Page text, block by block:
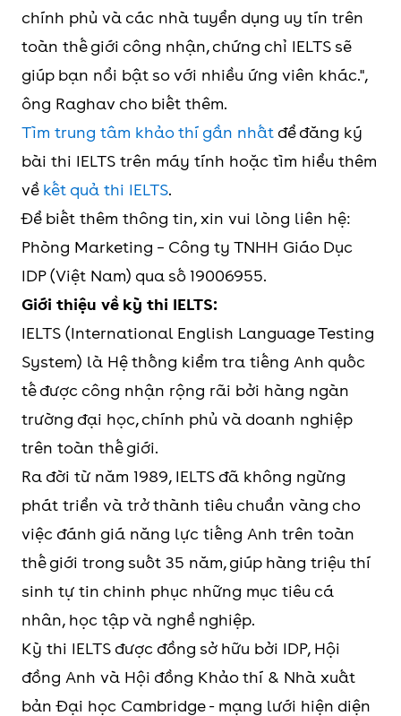
chính phủ và các nhà tuyển dụng uy tín trên
toàn thế giới công nhận, chứng chỉ IELTS sẽ
giúp bạn nổi bật so với nhiều ứng viên khác.",
ông Raghav cho biết thêm.
Tìm trung tâm khảo thí gần nhất để đăng ký
bài thi IELTS trên máy tính hoặc tìm hiểu thêm
về kết quả thi IELTS.
Để biết thêm thông tin, xin vui lòng liên hệ:
Phòng Marketing – Công ty TNHH Giáo Dục
IDP (Việt Nam) qua số 19006955.
Giới thiệu về kỳ thi IELTS:
IELTS (International English Language Testing
System) là Hệ thống kiểm tra tiếng Anh quốc
tế được công nhận rộng rãi bởi hàng ngàn
trường đại học, chính phủ và doanh nghiệp
trên toàn thế giới.
Ra đời từ năm 1989, IELTS đã không ngừng
phát triển và trở thành tiêu chuẩn vàng cho
việc đánh giá năng lực tiếng Anh trên toàn
thế giới trong suốt 35 năm, giúp hàng triệu thí
sinh tự tin chinh phục những mục tiêu cá
nhân, học tập và nghề nghiệp.
Kỳ thi IELTS được đồng sở hữu bởi IDP, Hội
đồng Anh và Hội đồng Khảo thí & Nhà xuất
bản Đại học Cambridge - mạng lưới hiện diện